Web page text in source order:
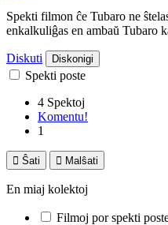
Spekti filmon ĉe Tubaro ne
enkalkuliĝas en ambaŭ Tubaro
Diskuti Diskonigi
Spekti poste
4 Spektoj
Komentu!
1
 Ŝati  Malŝati
En miaj kolektoj
Filmoj por spekti